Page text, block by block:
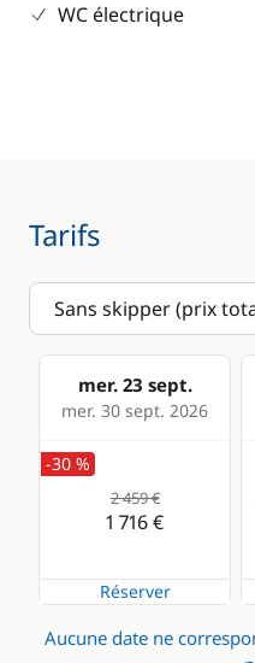
WC électrique
Tarifs
mer. 23 sept.
mer. 30 sept. 2026
-30 %
2 459 €
1 716 €
Réserver
Aucune date ne